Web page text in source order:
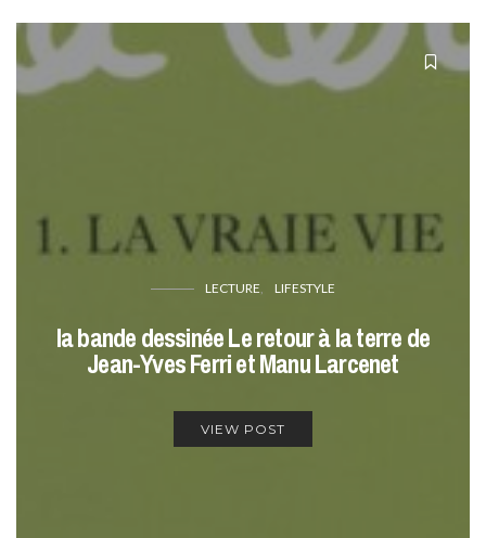
LECTURE LIFESTYLE
la bande dessinée Le retour à la terre de
Jean-Yves Ferri et Manu Larcenet
VIEW POST